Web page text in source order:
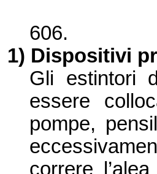
606.
1) Dispositivi
Gli estintori
essere
pompe,
correre l’